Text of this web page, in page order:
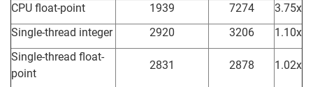
CPU float-point
1939 7274
3.75x
Single-thread integer
2920 3206
1.10x
Single-thread float-
point
2831 2878 1.02x